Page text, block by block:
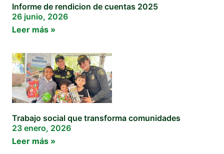
Informe de rendicion de cuentas 2025
26 junio, 2026
Leer más »
Trabajo social que transforma comunidades
23 enero, 2026
Leer más »